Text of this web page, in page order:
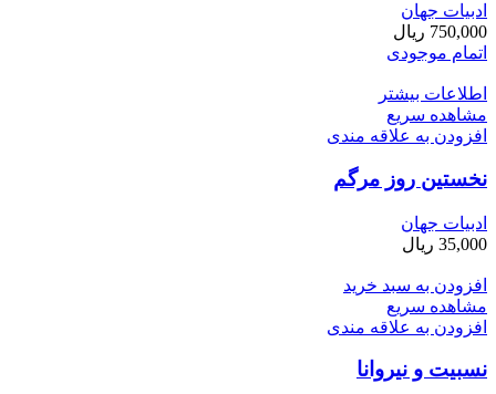
ادبیات جهان
750,000 ریال
اتمام موجودی
اطلاعات بیشتر
مشاهده سریع
افزودن به علاقه مندی
نخستین روز مرگم
ادبیات جهان
35,000 ریال
افزودن به سبد خرید
مشاهده سریع
افزودن به علاقه مندی
نسبیت و نیروانا